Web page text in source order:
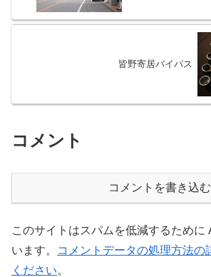
皆野寄居バイパス
コメント
コメントを書き込む
このサイトはスパムを低減するために
います。
コメントデータの処理方法の
ください。